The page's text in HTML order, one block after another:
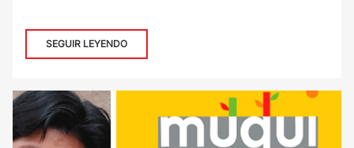
SEGUIR LEYENDO